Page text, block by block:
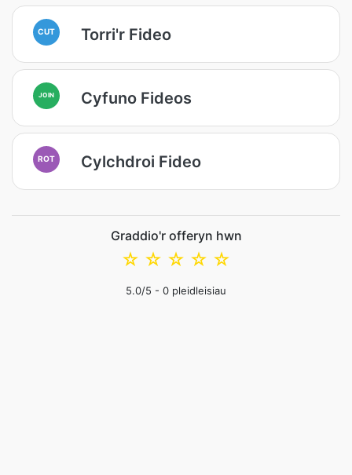
CUT Torri'r Fideo
JOIN Cyfuno Fideos
ROT Cylchdroi Fideo
Graddio'r offeryn hwn
☆
☆
☆
☆
☆
5.0/5 - 0 pleidleisiau